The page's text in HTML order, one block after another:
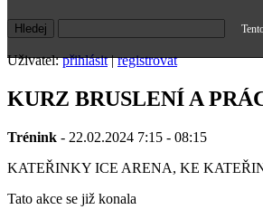
Uživatel:přihlásit|registrovat
KURZ BRUSLENÍ A
Trénink - 22.02.2024 7:15 - 08:15
KATEŘINKY ICE ARENA, KE
Tato akce se již konala